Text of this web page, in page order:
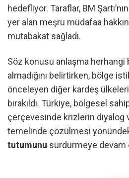
hedefliyor. Taraflar, BM
yer alan meşru müdafaa
mutabakat sağladı.
Söz konusu anlaşma herhangi
almadığını belirtirken, bölge
önceleyen diğer kardeş
bırakıldı. Türkiye, bölgesel
çerçevesinde krizlerin diyalog
temelinde çözülmesi
tutumunu sürdürmeye devam